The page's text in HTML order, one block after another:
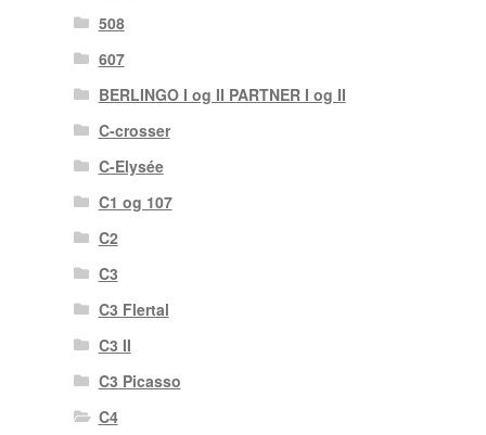
508
607
BERLINGO I og II PARTNER I og II
C-crosser
C-Elysée
C1 og 107
C2
C3
C3 Flertal
C3 II
C3 Picasso
C4